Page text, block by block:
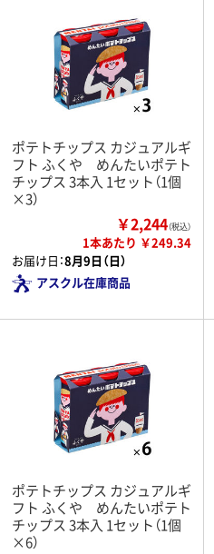
ポテトチップス カジュアルギ
フト ふくや めんたいポテト
チップス 3本入 1セット（1個
×3）
￥2,244（税込）
1本あたり ￥249.34
お届け日：8月9日（日）
アスクル在庫商品
ポテトチップス カジュアルギ
フト ふくや めんたいポテト
チップス 3本入 1セット（1個
×6）